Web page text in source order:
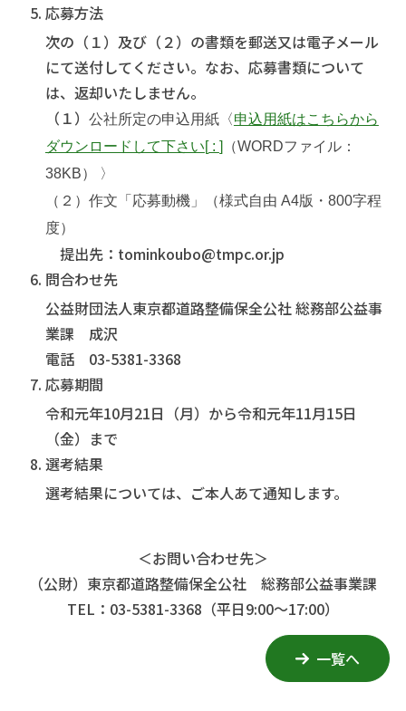
応募方法
次の（１）及び（２）の書類を郵送又は電子メール
にて送付してください。なお、応募書類について
は、返却いたしません。
（１）
公社所定の申込用紙〈申込用紙はこちらから
ダウンロードして下さい[: ]
（WORDファイル：
38KB） 〉
（２）作文「応募動機」（様式自由 A4版・800字程
度）
提出先：tominkoubo@tmpc.or.jp
問合わせ先
公益財団法人東京都道路整備保全公社 総務部公益事
業課 成沢
電話 03-5381-3368
応募期間
令和元年10月21日（月）から令和元年11月15日
（金）まで
選考結果
選考結果については、ご本人あて通知します。
＜お問い合わせ先＞
（公財）東京都道路整備保全公社 総務部公益事業課
TEL：03-5381-3368（平日9:00～17:00）
一覧へ